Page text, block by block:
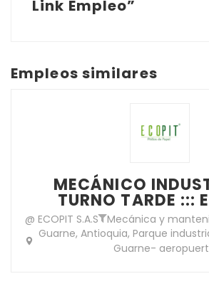
Link Empleo”
Empleos similares
MECÁNICO
TURNO TARDE :::
@ ECOPIT S.A.S
Mecánica y
Guarne, Antioquia, Parque industrial
Guarne-